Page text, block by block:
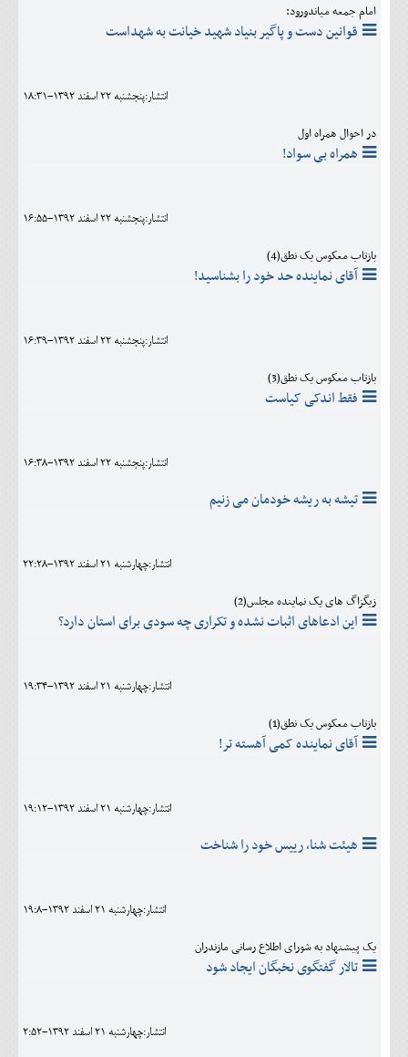
امام جمعه میاندورود:
قوانین دست و پاگیر بنیاد شهید خیانت به شهداست
انتشار:پنجشنبه 22 اسفند 1392-18:31
در احوال همراه اول
همراه بی سواد!
انتشار:پنجشنبه 22 اسفند 1392-16:55
بازتاب معکوس یک نطق(4)
آقای نماینده حد خود را بشناسید!
انتشار:پنجشنبه 22 اسفند 1392-16:39
بازتاب معکوس یک نطق(3)
فقط اندکی کیاست
انتشار:پنجشنبه 22 اسفند 1392-16:38
تیشه به ریشه خودمان می زنیم
انتشار:چهارشنبه 21 اسفند 1392-22:28
زیگزاگ های یک نماینده مجلس(2)
این ادعاهای اثبات نشده و تکراری چه سودی برای استان دارد؟
انتشار:چهارشنبه 21 اسفند 1392-19:34
بازتاب معکوس یک نطق(1)
آقای نماینده کمی آهسته تر!
انتشار:چهارشنبه 21 اسفند 1392-19:12
هیئت شنا، رییس خود را شناخت
انتشار:چهارشنبه 21 اسفند 1392-19:8
یک پیشنهاد به شورای اطلاع رسانی مازندران
تالار گفتگوی نخبگان ایجاد شود
انتشار:چهارشنبه 21 اسفند 1392-2:52